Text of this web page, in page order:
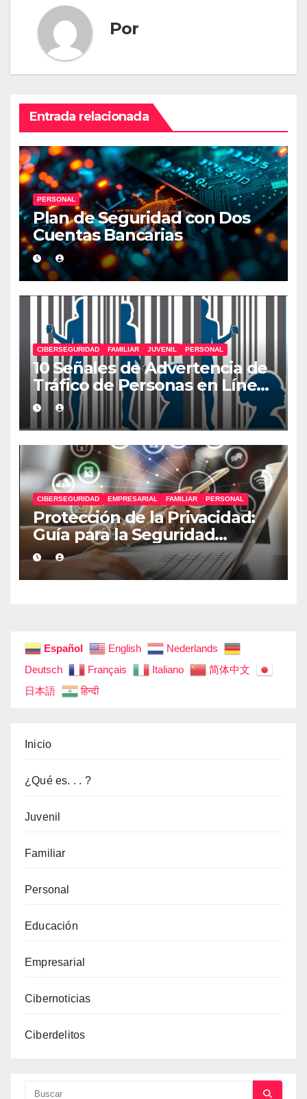
Por
Entrada relacionada
PERSONAL
Plan de Seguridad con Dos
Cuentas Bancarias
CIBERSEGURIDAD FAMILIAR JUVENIL PERSONAL
10 Señales de Advertencia de
Tráfico de Personas en Línea
que Deberías Conocer
CIBERSEGURIDAD EMPRESARIAL FAMILIAR PERSONAL
Protección de la Privacidad:
Guía para la Seguridad
Personal, Familiar y
Empresarial
Español English
Nederlands
Deutsch
Français Italiano
简体中文
日本語
हिन्दी
Inicio
¿Qué es. . . ?
Juvenil
Familiar
Personal
Educación
Empresarial
Cibernoticias
Ciberdelitos